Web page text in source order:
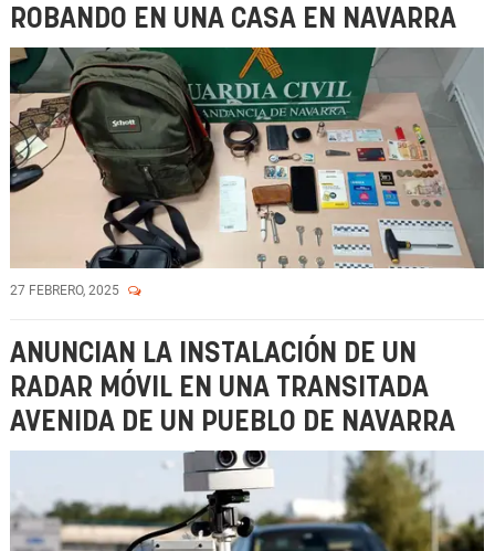
ROBANDO EN UNA CASA EN NAVARRA
27 FEBRERO, 2025
ANUNCIAN LA INSTALACIÓN DE UN
RADAR MÓVIL EN UNA TRANSITADA
AVENIDA DE UN PUEBLO DE NAVARRA